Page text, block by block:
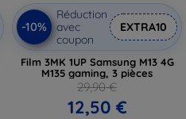
-10%
Réduction
avec
coupon
EXTRA10
Film 3MK 1UP Samsung M13 4G
M135 gaming, 3 pièces
29,90 €
12,50 €